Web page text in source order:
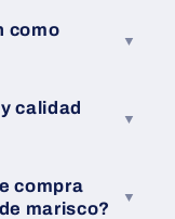
como
calidad
compra
marisco?